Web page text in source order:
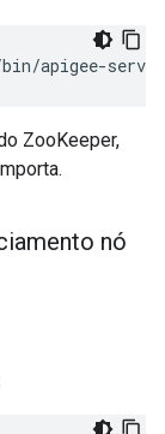
apigee-
ZooKeeper,
nó